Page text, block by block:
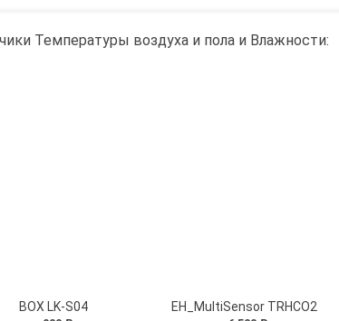
Температуры воздуха и пола и Влажности:
BOX LK-S04 EH_MultiSensor TRHCO2